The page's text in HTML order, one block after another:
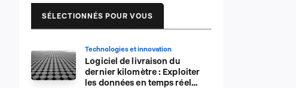
SÉLECTIONNÉS POUR VOUS
Technologies et innovation
Logiciel de livraison du
dernier kilomètre : Exploiter
les données en temps réel